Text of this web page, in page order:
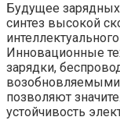
Будущее
синтез высокой
Инновационные
зарядки,
возобновляемыми
позволяют
устойчивость